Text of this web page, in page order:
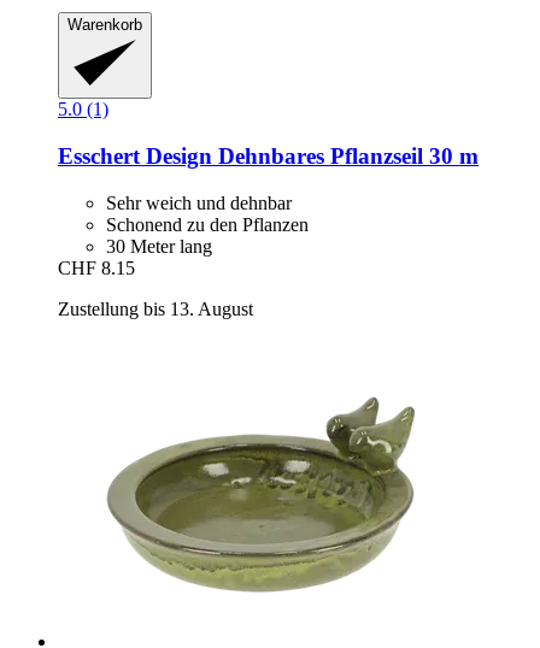
Warenkorb
5.0 (1)
Esschert Design Dehnbares Pflanzseil 30 m
Sehr weich und dehnbar
Schonend zu den Pflanzen
30 Meter lang
CHF 8.15
Zustellung bis 13. August